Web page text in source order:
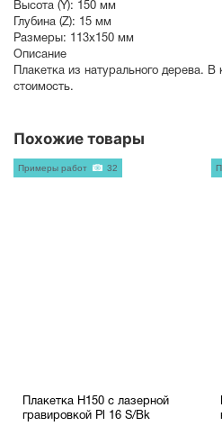
Высота (Y): 150 мм
Глубина (Z): 15 мм
Размеры: 113х150 мм
Описание
Плакетка из натурального дерева.
стоимость.
Похожие товары
Плакетка H150 с лазерной
гравировкой Pl 16 S/Bk
Примеры работ 32